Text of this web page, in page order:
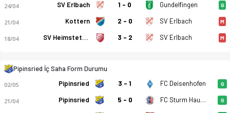
24/04 SV Erlbach 1 - 0 Gundelfingen G
21/04 Kottern 2 - 0 SV Erlbach M
18/04 SV Heimstetten 3 - 2 SV Erlbach M
Pipinsried İç Saha Form Durumu
02/05 Pipinsried 3 - 1 FC Deisenhofen G
21/04 Pipinsried 5 - 0 FC Sturm Hauzenberg G